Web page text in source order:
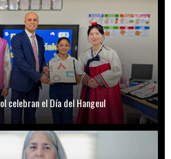
celebran el Día del Hangeul